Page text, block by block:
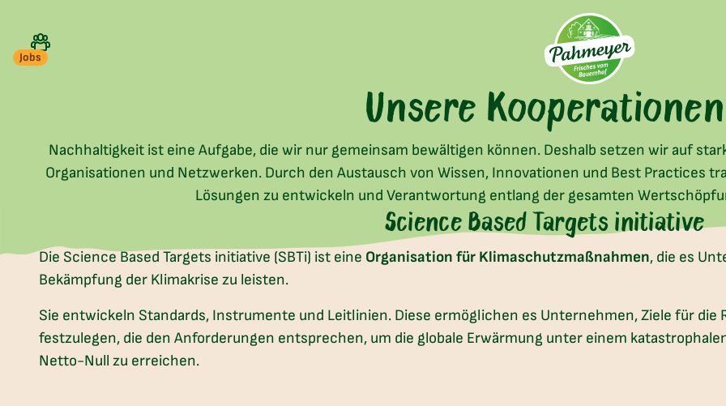
Jobs
Unsere Kooperationen
Nachhaltigkeit ist eine Aufgabe, die wir nur gemeinsam bewältigen können. Deshalb setzen wir auf
Organisationen und Netzwerken. Durch den Austausch von Wissen, Innovationen und Best Practices
Lösungen zu entwickeln und Verantwortung entlang der gesamten
Science Based Targets initiative
Die Science Based Targets initiative (SBTi) ist eine Organisation für Klimaschutzmaßnahmen, die es
Bekämpfung der Klimakrise zu leisten.
Sie entwickeln Standards, Instrumente und Leitlinien. Diese ermöglichen es Unternehmen, Ziele für die
festzulegen, die den Anforderungen entsprechen, um die globale Erwärmung unter einem
Netto-Null zu erreichen.